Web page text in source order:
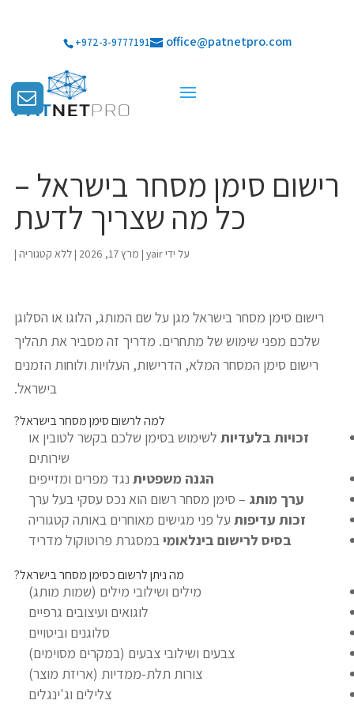
+972-3-9777191 office@patnetpro.com
רישום סימן מסחר בישראל –
כל מה שצריך לדעת
על ידיyair
| מרץ 17, 2026 |ללא קטגוריה |
רישום סימן מסחר בישראל מגן על שם המותג, הלוגו או הסלוגן
שלכם מפני שימוש של מתחרים. מדריך זה מסביר את תהליך
רישום סימן המסחר המלא, הדרישות, העלויות ולוחות הזמנים
בישראל.
למה לרשום סימן מסחר בישראל?
זכויות בלעדיות לשימוש בסימן שלכם בקשר לטובין או
שירותים
הגנה משפטית נגד מפרים ומזייפים
ערך מותג – סימן מסחר רשום הוא נכס עסקי בעל ערך
זכות עדיפות על פני מגישים מאוחרים באותה קטגוריה
בסיס לרישום בינלאומיבמסגרת פרוטוקול מדריד
מה ניתן לרשום כסימן מסחר בישראל?
מילים ושילובי מילים (שמות מותג)
לוגואים ועיצובים גרפיים
סלוגנים וביטויים
צבעים ושילובי צבעים (במקרים מסוימים)
צורות תלת-ממדיות (אריזת מוצר)
צלילים וג'ינגלים